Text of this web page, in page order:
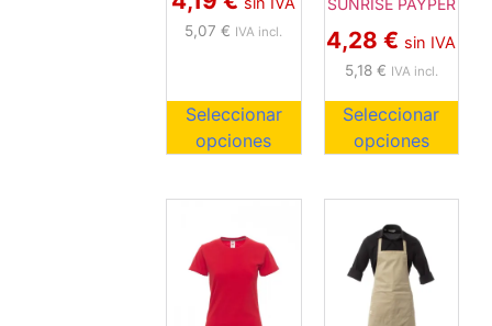
5,07€ IVA incl.
Seleccionar
opciones
SUNRISE PAYPER
4,28€ sin IVA
5,18 € IVA incl.
Seleccionar
opciones